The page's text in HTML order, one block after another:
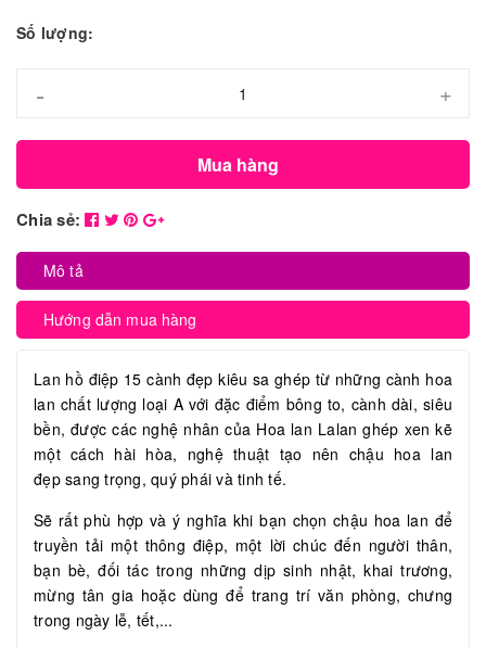
Số lượng:
- +
Mua hàng
Chia sẻ:
Mô tả
Hướng dẫn mua hàng
Lan hồ điệp 15 cành đẹp kiêu sa ghép từ những cành hoa
lan chất lượng loại A với đặc điểm bông to, cành dài, siêu
bền, được các nghệ nhân của Hoa lan Lalan ghép xen kẽ
một cách hài hòa, nghệ thuật tạo nên chậu hoa lan
đẹp sang trọng, quý phái và tinh tế.
Sẽ rất phù hợp và ý nghĩa khi bạn chọn chậu hoa lan để
truyền tải một thông điệp, một lời chúc đến người thân,
bạn bè, đối tác trong những dịp sinh nhật, khai trương,
mừng tân gia hoặc dùng để trang trí văn phòng, chưng
trong ngày lễ, tết,...